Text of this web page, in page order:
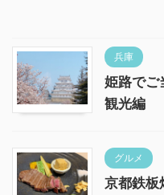
兵庫
姫路でご
観光編
グルメ
京都鉄板